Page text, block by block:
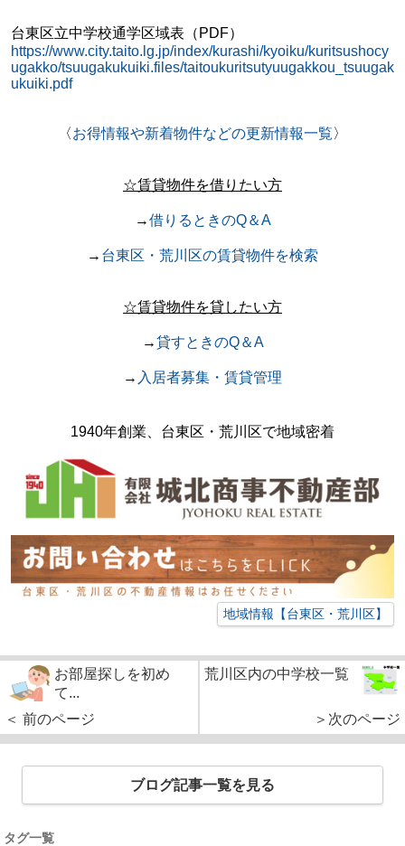
台東区立中学校通学区域表（PDF）
https://www.city.taito.lg.jp/index/kurashi/kyoiku/kuritsushocy
ugakko/tsuugakukuiki.files/taitoukuritsutyuugakkou_tsuugak
ukuiki.pdf
〈お得情報や新着物件などの更新情報一覧〉
☆賃貸物件を借りたい方
→借りるときのQ＆A
→ 台東区・荒川区の賃貸物件を検索
☆賃貸物件を貸したい方
→貸すときのQ＆A
→ 入居者募集・賃貸管理
1940年創業、台東区・荒川区で地域密着
地域情報【台東区・荒川区】
お部屋探しを初め
て...
＜ 前のページ
荒川区内の中学校一覧
＞次のページ
ブログ記事一覧を見る
タグ一覧